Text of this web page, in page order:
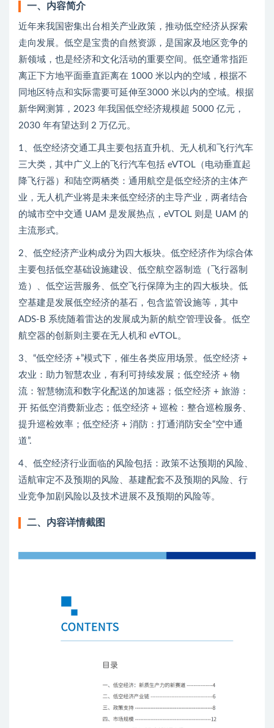
一、内容简介
近年来我国密集出台相关产业政策，推动低空经济从探索
走向发展。低空是宝贵的自然资源，是国家及地区竞争的
新领域，也是经济和文化活动的重要空间。低空通常指距
离正下方地平面垂直距离在 1000 米以内的空域，根据不
同地区特点和实际需要可延伸至3000 米以内的空域。根据
新华网测算，2023 年我国低空经济规模超 5000 亿元，
2030 年有望达到 2 万亿元。
1、低空经济交通工具主要包括直升机、无人机和飞行汽车
三大类，其中广义上的飞行汽车包括 eVTOL（电动垂直起
降飞行器）和陆空两栖类：通用航空是低空经济的主体产
业，无人机产业将是未来低空经济的主导产业，两者结合
的城市空中交通 UAM 是发展热点，eVTOL 则是 UAM 的
主流形式。
2、低空经济产业构成分为四大板块。低空经济作为综合体
主要包括低空基础设施建设、低空航空器制造（飞行器制
造）、低空运营服务、低空飞行保障为主的四大板块。低
空基建是发展低空经济的基石，包含监管设施等，其中
ADS-B 系统随着雷达的发展成为新的航空管理设备。低空
航空器的创新则主要在无人机和 eVTOL。
3、“低空经济 +”模式下，催生各类应用场景。低空经济 +
农业：助力智慧农业，有利可持续发展；低空经济 + 物
流：智慧物流和数字化配送的加速器；低空经济 + 旅游：
开 拓低空消费新业态；低空经济 + 巡检：整合巡检服务、
提升巡检效率；低空经济 + 消防：打通消防安全“空中通
道”.
4、低空经济行业面临的风险包括：政策不达预期的风险、
适航审定不及预期的风险、基建配套不及预期的风险、行
业竞争加剧风险以及技术进展不及预期的风险等。
二、内容详情截图